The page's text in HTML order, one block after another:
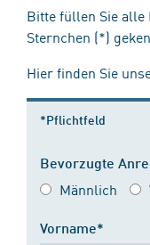
Bitte füllen Sie alle
Sternchen (*)
Hier finden Sie
*Pflichtfeld
Bevorzugte
Männlich
Vorname*